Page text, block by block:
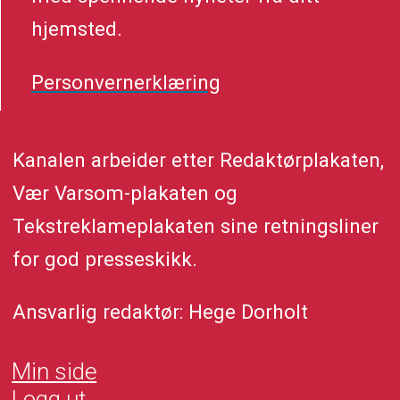
hjemsted.
Personvernerklæring
Kanalen arbeider etter Redaktørplakaten,
Vær Varsom-plakaten og
Tekstreklameplakaten sine retningsliner
for god presseskikk.
Ansvarlig redaktør: Hege Dorholt
Min side